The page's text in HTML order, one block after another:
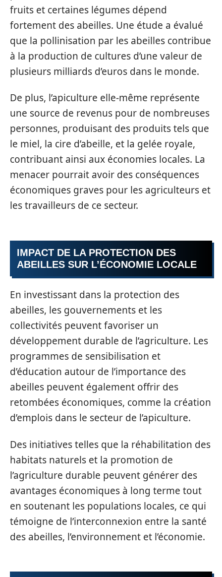
fruits et certaines légumes dépend
fortement des abeilles. Une étude a évalué
que la pollinisation par les abeilles contribue
à la production de cultures d’une valeur de
plusieurs milliards d’euros dans le monde.
De plus, l’apiculture elle-même représente
une source de revenus pour de nombreuses
personnes, produisant des produits tels que
le miel, la cire d’abeille, et la gelée royale,
contribuant ainsi aux économies locales. La
menacer pourrait avoir des conséquences
économiques graves pour les agriculteurs et
les travailleurs de ce secteur.
IMPACT DE LA PROTECTION DES
ABEILLES SUR L’ÉCONOMIE LOCALE
En investissant dans la protection des
abeilles, les gouvernements et les
collectivités peuvent favoriser un
développement durable de l’agriculture. Les
programmes de sensibilisation et
d’éducation autour de l’importance des
abeilles peuvent également offrir des
retombées économiques, comme la création
d’emplois dans le secteur de l’apiculture.
Des initiatives telles que la réhabilitation des
habitats naturels et la promotion de
l’agriculture durable peuvent générer des
avantages économiques à long terme tout
en soutenant les populations locales, ce qui
témoigne de l’interconnexion entre la santé
des abeilles, l’environnement et l’économie.